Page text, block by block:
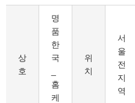
상
호
명
품
한
국
홈
케
위
치
서
울
전
지
역